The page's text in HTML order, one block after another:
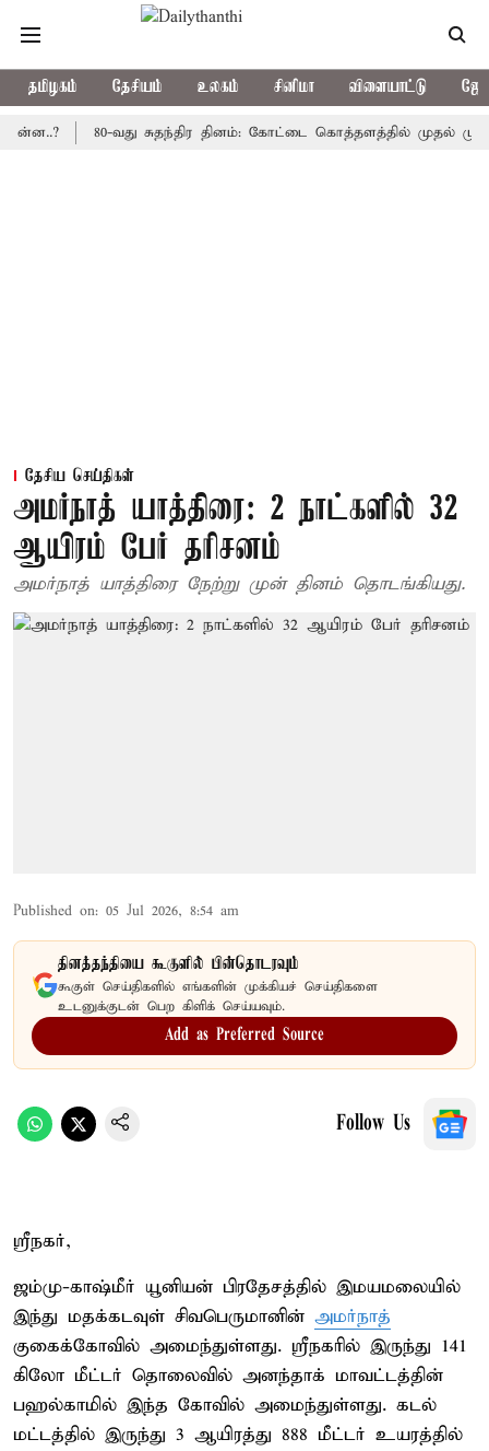
தமிழகம் தேசியம் உலகம் சினிமா விளையாட்டு
80-வது சுதந்திர தினம்: கோட்டை கொத்தளத்தில் முதல் முறையாக
தேசிய செய்திகள்
அமர்நாத் யாத்திரை: 2 நாட்களில் 32
ஆயிரம் பேர் தரிசனம்
அமர்நாத் யாத்திரை நேற்று முன் தினம் தொடங்கியது.
Published on: 05 Jul 2026, 8:54 am
தினத்தந்தியை கூகுளில் பின்தொடரவும்
கூகுள் செய்திகளில் எங்களின் முக்கியச் செய்திகளை
உடனுக்குடன் பெற கிளிக் செய்யவும்.
Add as Preferred Source
Follow Us
ஸ்ரீநகர்,
ஜம்மு-காஷ்மீர் யூனியன் பிரதேசத்தில் இமயமலையில்
இந்து மதக்கடவுள் சிவபெருமானின் அமர்நாத்
குகைக்கோவில் அமைந்துள்ளது. ஸ்ரீநகரில் இருந்து 141
கிலோ மீட்டர் தொலைவில் அனந்தாக் மாவட்டத்தின்
பஹல்காமில் இந்த கோவில் அமைந்துள்ளது. கடல்
மட்டத்தில் இருந்து 3 ஆயிரத்து 888 மீட்டர் உயரத்தில்